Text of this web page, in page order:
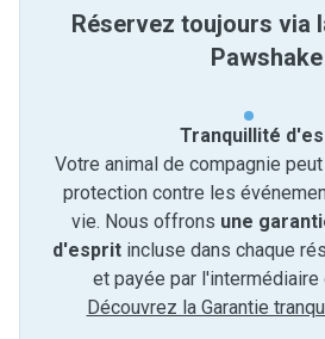
Réservez toujours via
Pawshake
Tranquillité
Votre animal de compagnie
protection contre les
vie. Nous offrons une
d'esprit incluse dans chaque
et payée par l'intermédiaire
Découvrez la Garantie